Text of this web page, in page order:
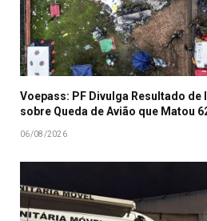
Voepass: PF Divulga Resultado de
sobre Queda de Avião que Matou
06/08/2026